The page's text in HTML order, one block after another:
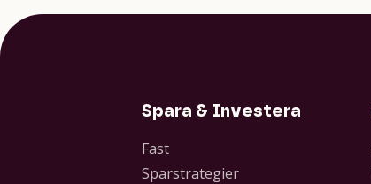
Spara & Investera
Fast
Sparstrategier